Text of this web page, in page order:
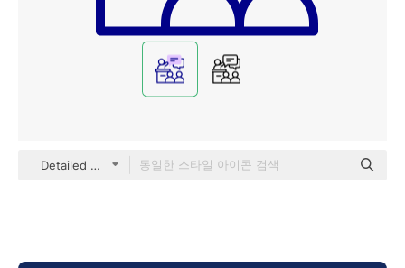
Detailed Mixed Lineal color